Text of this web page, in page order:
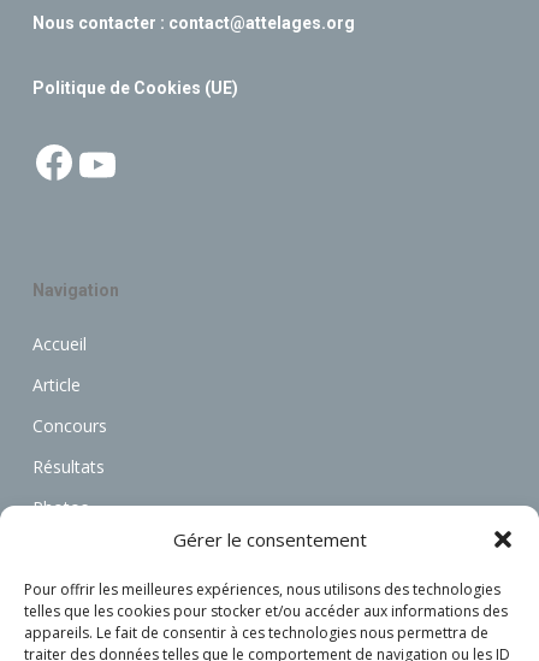
Gérer le consentement
Pour offrir les meilleures expériences, nous utilisons des technologies
telles que les cookies pour stocker et/ou accéder aux informations des
appareils. Le fait de consentir à ces technologies nous permettra de
traiter des données telles que le comportement de navigation ou les ID
Nous contacter : contact@attelages.org
Politique de Cookies (UE)
Facebook
Navigation
Accueil
Article
Concours
Résultats
Photos
Annonces
Associations